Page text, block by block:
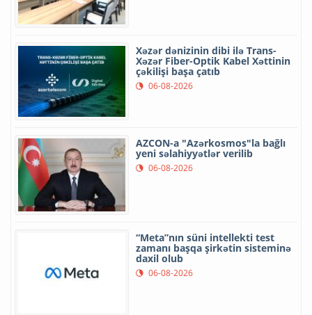
Xəzər dənizinin dibi ilə Trans-
Xəzər Fiber-Optik Kabel Xəttinin
çəkilişi başa çatıb
06-08-2026
AZCON-a "Azərkosmos"la bağlı
yeni səlahiyyətlər verilib
06-08-2026
“Meta”nın süni intellekti test
zamanı başqa şirkətin sisteminə
daxil olub
06-08-2026